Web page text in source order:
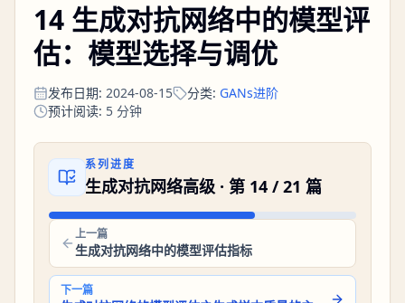
14 生成对抗网络中的模型评
估：模型选择与调优
发布日期: 2024-08-15 分类: GANs进阶
预计阅读: 5 分钟
系列进度
生成对抗网络高级 · 第 14 /21 篇
上一篇
生成对抗网络中的模型评估指标
下一篇